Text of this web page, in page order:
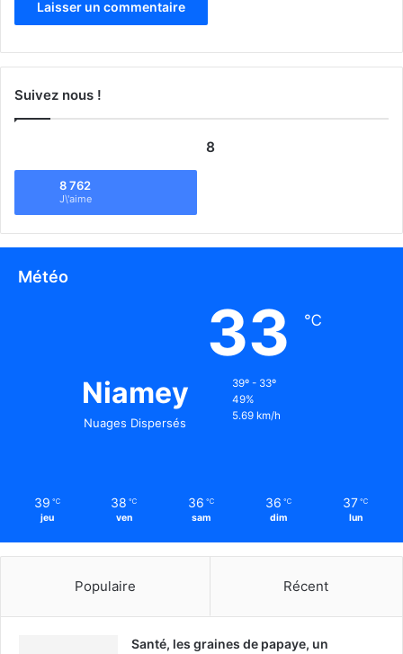
Suivez nous !
8
8 762
J\'aime
Météo
Niamey
Nuages Dispersés
33 ℃
39º - 33º
49%
5.69 km/h
39 ℃
jeu
38 ℃
ven
36 ℃
sam
36 ℃
dim
37 ℃
lun
Populaire Récent
Santé, les graines de papaye, un